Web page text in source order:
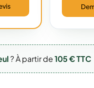
? À partir de105 € TTC